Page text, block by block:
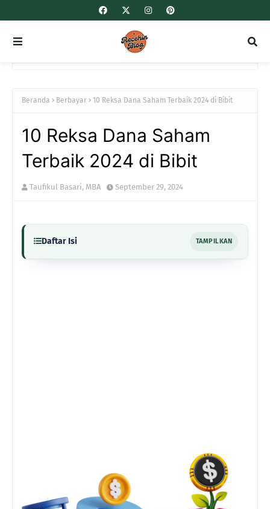
Beranda Berbayar 10 Reksa Dana Saham Terbaik 2024 di Bibit
10 Reksa Dana Saham
Terbaik 2024 di Bibit
Taufikul Basari, MBA September 29, 2024
Daftar Isi TAMPILKAN